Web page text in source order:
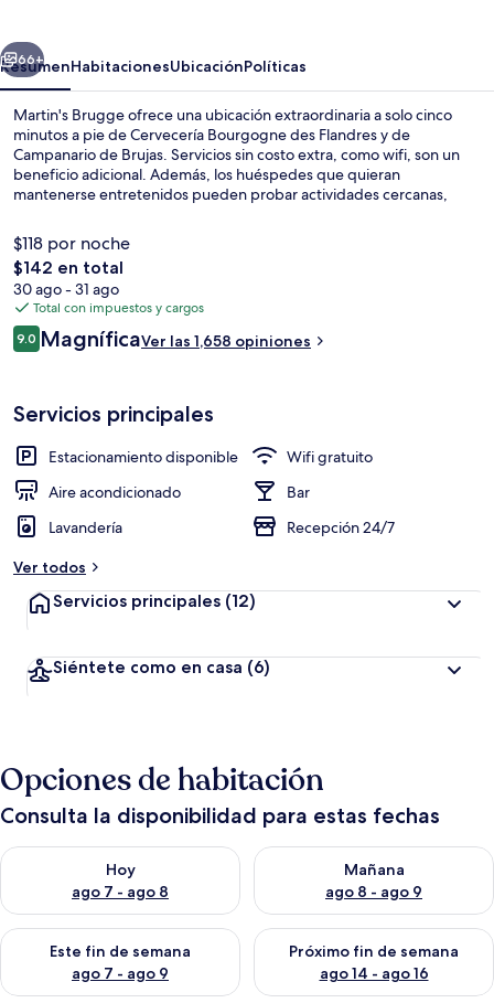
Siguiente
66+
ResumenHabitacionesUbicaciónPolíticas
Martin's Brugge ofrece una ubicación extraordinaria a solo cinco
minutos a pie de Cervecería Bourgogne des Flandres y de
Campanario de Brujas. Servicios sin costo extra, como wifi, son un
beneficio adicional. Además, los huéspedes que quieran
mantenerse entretenidos pueden probar actividades cercanas,
segway. Destacan su bar o lounge, su terraza y su jardín. A otros
visitantes les encantan las amenidades y características como el
personal amable y la ubicación céntrica.
$118 por noche
El
precio
total
es
de
$142 en total
30 ago - 31 ago
Total con impuestos y cargos
Opiniones
9.09.0 de 10,
MagníficaVer las 1,658 opiniones
Servicios principales
Estacionamiento disponible
Wifi gratuito
Aire acondicionado
Bar
Lavandería
Recepción 24/7
Ver todos
Servicios principales (12)
Siéntete como en casa (6)
Opciones de habitación
Consulta la disponibilidad para estas fechas
Hoy
ago 7 - ago 8
Consulta la disponibilidad para hoy ago 7 - ago 8
Mañana
ago 8 - ago 9
Consulta la disponibilidad
Este fin de semana
ago 7 - ago 9
Consulta la disponibilidad para este fin de semana ago 7 -
Próximo fin de semana
ago 14 - ago 16
Consulta la disponibilidad